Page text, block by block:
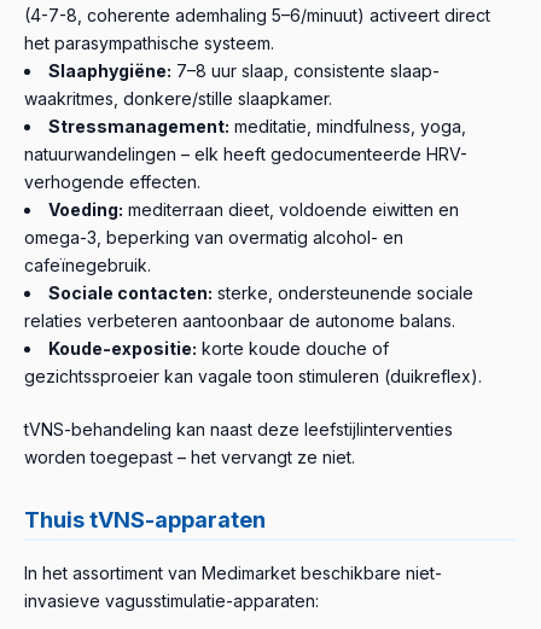
(4-7-8, coherente ademhaling 5–6/minuut) activeert direct
het parasympathische systeem.
Slaaphygiëne: 7–8 uur slaap, consistente slaap-
waakritmes, donkere/stille slaapkamer.
Stressmanagement: meditatie, mindfulness, yoga,
natuurwandelingen – elk heeft gedocumenteerde HRV-
verhogende effecten.
Voeding: mediterraan dieet, voldoende eiwitten en
omega-3, beperking van overmatig alcohol- en
cafeïnegebruik.
Sociale contacten: sterke, ondersteunende sociale
relaties verbeteren aantoonbaar de autonome balans.
Koude-expositie: korte koude douche of
gezichtssproeier kan vagale toon stimuleren (duikreflex).
tVNS-behandeling kan naast deze leefstijlinterventies
worden toegepast – het vervangt ze niet.
Thuis tVNS-apparaten
In het assortiment van Medimarket beschikbare niet-
invasieve vagusstimulatie-apparaten: